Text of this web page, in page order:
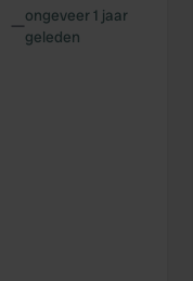
—ongeveer 1 jaar
geleden